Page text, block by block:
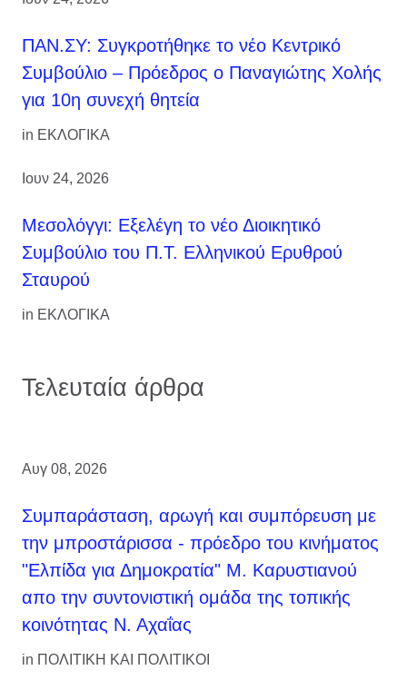
ΠΑΝ.ΣΥ: Συγκροτήθηκε το νέο Κεντρικό
Συμβούλιο – Πρόεδρος ο Παναγιώτης Χολής
για 10η συνεχή θητεία
in ΕΚΛΟΓΙΚΑ
Ιουν 24, 2026
Μεσολόγγι: Εξελέγη το νέο Διοικητικό
Συμβούλιο του Π.Τ. Ελληνικού Ερυθρού
Σταυρού
in ΕΚΛΟΓΙΚΑ
Τελευταία άρθρα
Αυγ 08, 2026
Συμπαράσταση, αρωγή και συμπόρευση με
την μπροστάρισσα - πρόεδρο του κινήματος
"Ελπίδα για Δημοκρατία" Μ. Καρυστιανού
απο την συντονιστική ομάδα της τοπικής
κοινότητας Ν. Αχαΐας
in ΠΟΛΙΤΙΚΗ ΚΑΙ ΠΟΛΙΤΙΚΟΙ